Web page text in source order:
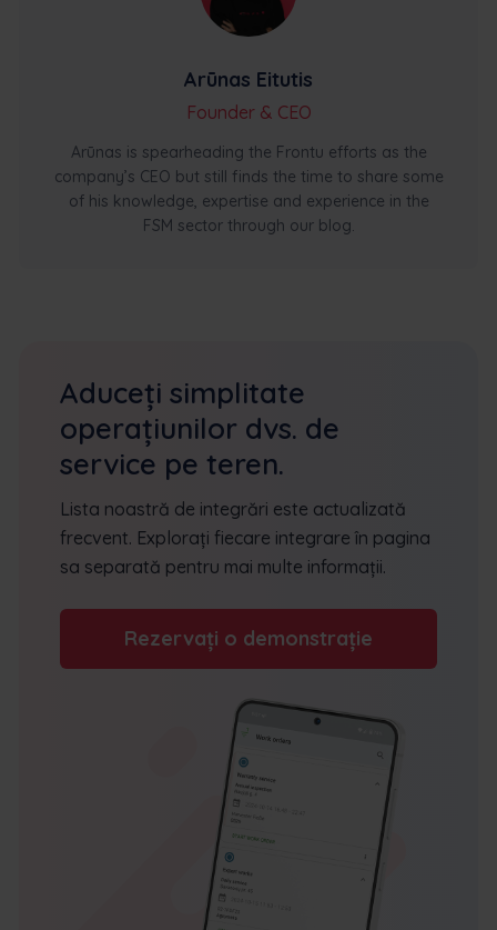
Arūnas Eitutis
Founder & CEO
Arūnas is spearheading the Frontu efforts as the
company’s CEO but still finds the time to share some
of his knowledge, expertise and experience in the
FSM sector through our blog.
Aduceți simplitate
operațiunilor dvs. de
service pe teren.
Lista noastră de integrări este actualizată
frecvent. Explorați fiecare integrare în pagina
sa separată pentru mai multe informații.
Rezervați o demonstrație